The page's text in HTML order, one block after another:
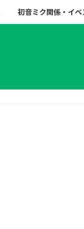
初音ミク関係・イベ